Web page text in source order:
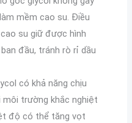
mềm cao su. Điều
su giữ được hình
đầu, tránh rò rỉ dầu
có khả năng chịu
trường khắc nghiệt
độ có thể tăng vọt